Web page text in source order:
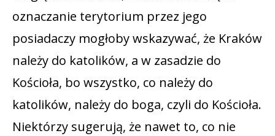
oznaczanie terytorium przez jego
posiadaczy mogłoby wskazywać, że Kraków
należy do katolików, a w zasadzie do
Kościoła, bo wszystko, co należy do
katolików, należy do boga, czyli do Kościoła.
Niektórzy sugerują, że nawet to, co nie